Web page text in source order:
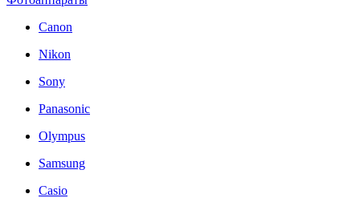
Canon
Nikon
Sony
Panasonic
Olympus
Samsung
Casio